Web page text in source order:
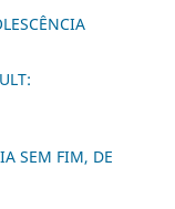
SEM FIM, DE